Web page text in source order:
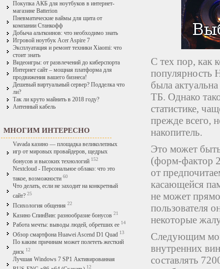
Покупка АКБ для ноутбуков в интернет-
магазине Batterion
Пневматические ваймы для щита от
компании Станкофф
Добыча альткоинов: что необходимо знать
Игровой ноутбук Acer Aspire 7
Эксплуатация и ремонт техники Xiaomi: что
стоит знать
Видеоигры: от развлечений до киберспорта
Интернет сайт – мощная платформа для
продвижения вашего бизнеса!
Дешевый виртуальный сервер? Подделка что
ли?
Так ли круто майнить в 2018 году?
Антенный кабель
МНОГИМ ИНТЕРЕСНО
Vavada казино — площадка великолепных
игр от мировых провайдеров, щедрых
бонусов и высоких технологий 152
Nextcloud - Персональное облако: что это
такое, возможности 60
Что делать, если не заходит на конкретный
сайт? 25
Психология общения 22
Казино СпинВин: разнообразие бонусов 21
Работа мечты: выводы людей, обретших ее 14
Обзор смартфона Huawei Ascend D1 Quad 13
По каким причинам может полететь жесткий
диск 12
Лучшая Windows 7 SP1 Активированная
12
С тех пор, как
популярность
была
ТБ. Однако
статистике,
прежде всего,
накопитель.
Это может
(форм-фактор
от
касающейся
не может
пользователя
некоторые
Следующим
внутренних
составлять